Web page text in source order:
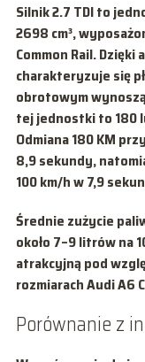
Silnik 2.7 TDI to
2698 cm³,
Common Rail.
charakteryzuje się
obrotowym
tej jednostki to 180
Odmiana180 KM
8,9 sekundy,
100 km/h w7,9
Średnie zużycie
około 7–9 litrów na
atrakcyjną pod
rozmiarach Audi A6
Porównanie z